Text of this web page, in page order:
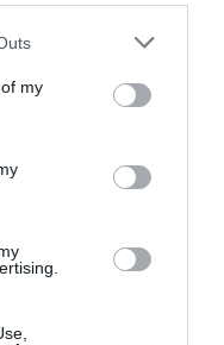
my
potència dins
màniga de Suècia
també aconsegueix
al top 100 mundial,
(99a), en tots
com a camp
ha divergències
patents: la